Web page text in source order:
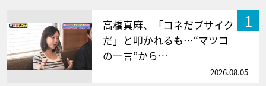
1
高橋真麻、「コネだブサイク
だ」と叩かれるも…“マツコ
の一言”から…
2026.08.05